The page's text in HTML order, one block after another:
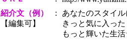
紹介文（例）
【編集可】
：
あなたのスタイ
きっと気に入っ
もっと輝いた生